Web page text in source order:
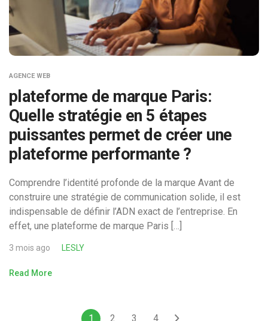
AGENCE WEB
plateforme de marque Paris:
Quelle stratégie en 5 étapes
puissantes permet de créer une
plateforme performante ?
Comprendre l’identité profonde de la marque Avant de
construire une stratégie de communication solide, il est
indispensable de définir l’ADN exact de l’entreprise. En
effet, une plateforme de marque Paris […]
3 mois ago LESLY
Read More
1 2 3 4